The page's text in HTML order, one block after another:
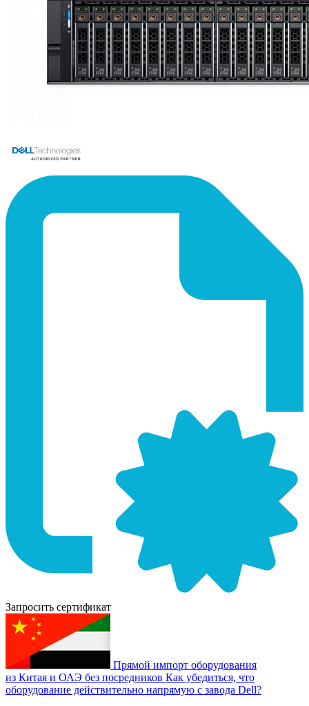
Запросить сертификат
Прямой импорт оборудования
из Китая и ОАЭ без посредников Как убедиться, что
оборудование действительно напрямую с завода Dell?